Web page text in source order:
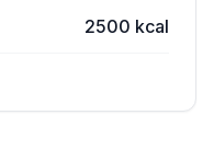
2500 kcal